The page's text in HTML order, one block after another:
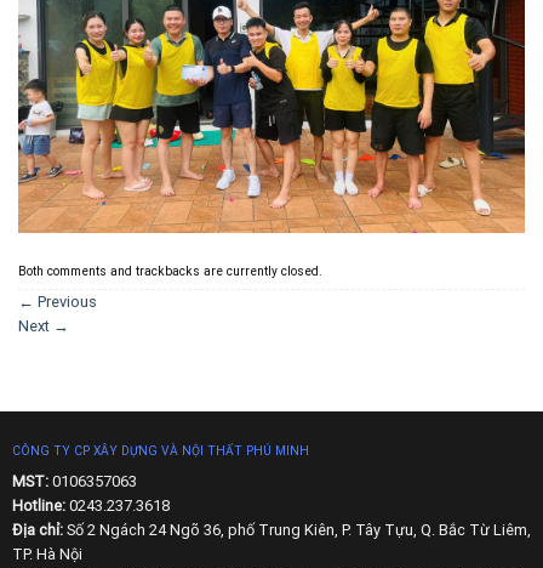
Both comments and trackbacks are currently closed.
← Previous
Next →
CÔNG TY CP XÂY DỰNG VÀ NỘI THẤT PHÚ MINH
MST: 0106357063
Hotline:0243.237.3618
Địa chỉ:Số 2 Ngách 24 Ngõ 36, phố Trung Kiên, P. Tây Tựu, Q. Bắc Từ Liêm,
TP. Hà Nội